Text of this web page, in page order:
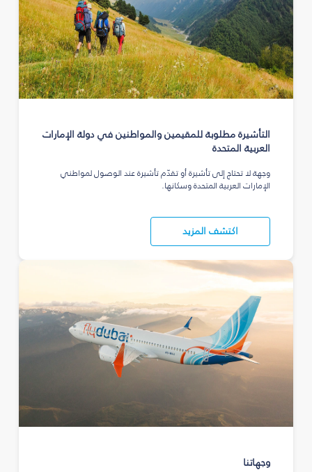
التأشيرة مطلوبة للمقيمين والمواطنين في دولة الإمارات
العربية المتحدة
وجهة لا تحتاج إلى تأشيرة أو تقدّم تأشيرة عند الوصول لمواطني
الإمارات العربية المتحدة وسكانها.
اكتشف المزيد
وجهاتنا